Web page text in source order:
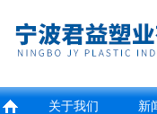
关于我们 新